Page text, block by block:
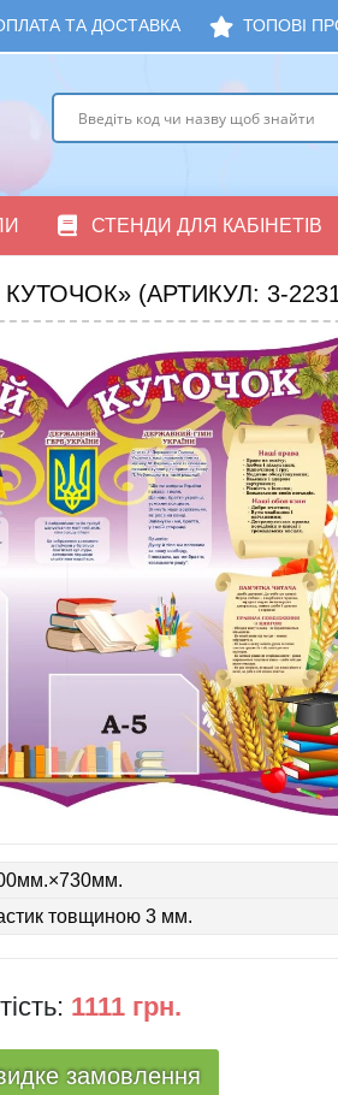
ТА ДОСТАВКА ТОПОВІ
СТЕНДИ ДЛЯ КАБІНЕТІВ
(АРТИКУЛ: 3-
товщиною 3 мм.
1111 грн.
замовлення